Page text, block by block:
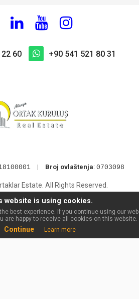
60 +90 541 521 80 31
| Broj ovlaštenja: 0703098
Estate. All Rights Reserved.
website is using cookies.
best experience. If you continue using our
are happy to receive all cookies on this website.
Continue Learn more